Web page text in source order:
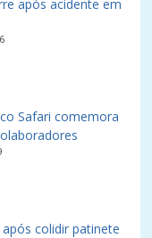
após acidente em
Safari comemora
colidir patinete